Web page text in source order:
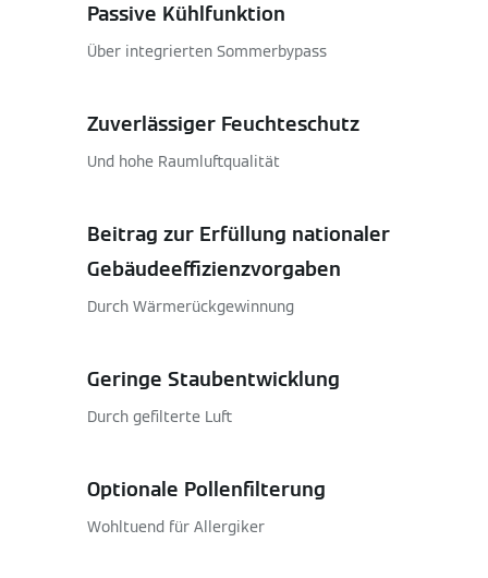
Passive Kühlfunktion
Über integrierten Sommerbypass
Zuverlässiger Feuchteschutz
Und hohe Raumluftqualität
Beitrag zur Erfüllung nationaler
Gebäudeeffizienzvorgaben
Durch Wärmerückgewinnung
Geringe Staubentwicklung
Durch gefilterte Luft
Optionale Pollenfilterung
Wohltuend für Allergiker